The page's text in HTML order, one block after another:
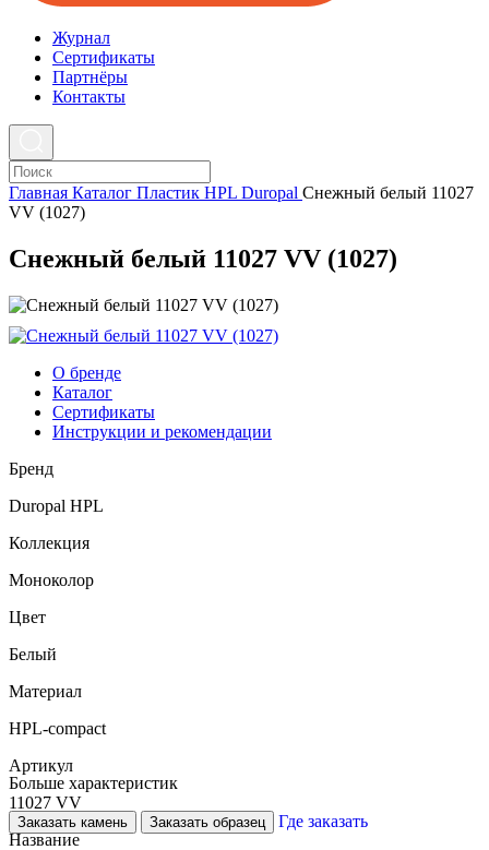
Журнал
Cертификаты
Партнёры
Контакты
Главная Каталог Пластик HPL Duropal Снежный белый 11027
VV (1027)
Снежный белый 11027 VV (1027)
О бренде
Каталог
Сертификаты
Инструкции и рекомендации
Бренд
Duropal HPL
Коллекция
Моноколор
Цвет
Белый
Материал
HPL-compact
Артикул
11027 VV
Название
Больше характеристик
Заказать камень Заказать образец Где заказать